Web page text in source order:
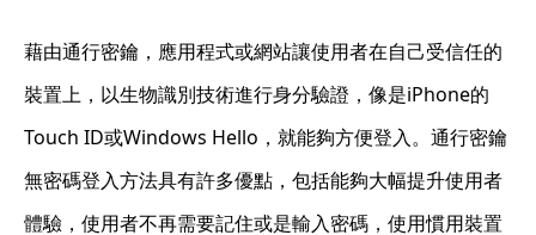
藉由通行密鑰，應用程式或網站讓使用者在自己受信任的
裝置上，以生物識別技術進行身分驗證，像是iPhone的
Touch ID或Windows Hello，就能夠方便登入。通行密鑰
無密碼登入方法具有許多優點，包括能夠大幅提升使用者
體驗，使用者不再需要記住或是輸入密碼，使用慣用裝置